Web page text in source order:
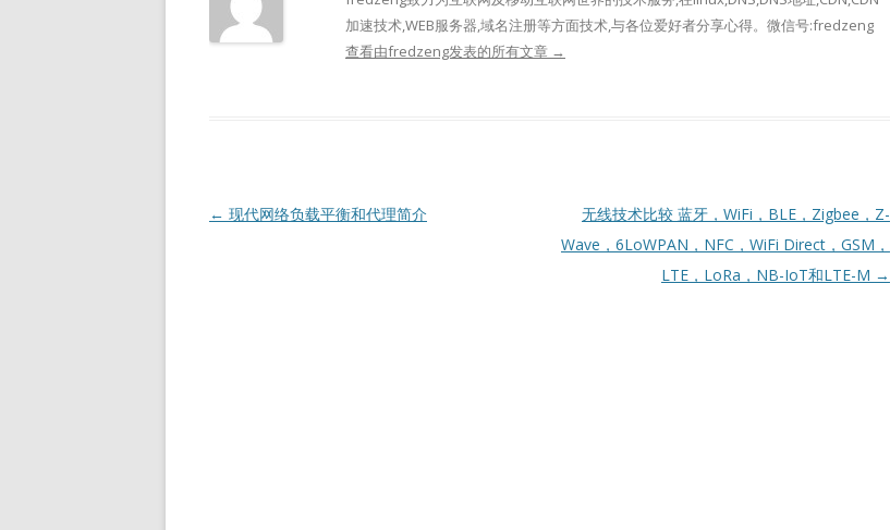
加速技术,WEB服务器,域名注册等方面技术,与各位爱好者分享心得。微信号:fredzeng
查看由fredzeng发表的所有文章 →
文
← 现代网络负载平衡和代理简介
无线技术比较 蓝牙，WiFi，BLE，Zigbee，Z-
Wave，6LoWPAN，NFC，WiFi Direct，GSM，
LTE，LoRa，NB-IoT和LTE-M →